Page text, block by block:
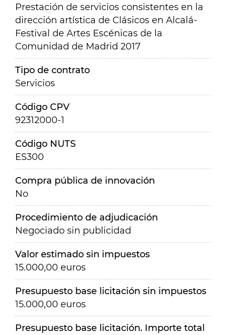
Prestación de servicios consistentes en la
dirección artística de Clásicos en Alcalá-
Festival de Artes Escénicas de la
Comunidad de Madrid 2017
Tipo de contrato
Servicios
Código CPV
92312000-1
Código NUTS
ES300
Compra pública de innovación
No
Procedimiento de adjudicación
Negociado sin publicidad
Valor estimado sin impuestos
15.000,00 euros
Presupuesto base licitación sin impuestos
15.000,00 euros
Presupuesto base licitación. Importe total